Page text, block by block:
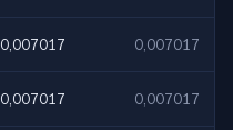
0,007017 0,007017
0,007017 0,007017